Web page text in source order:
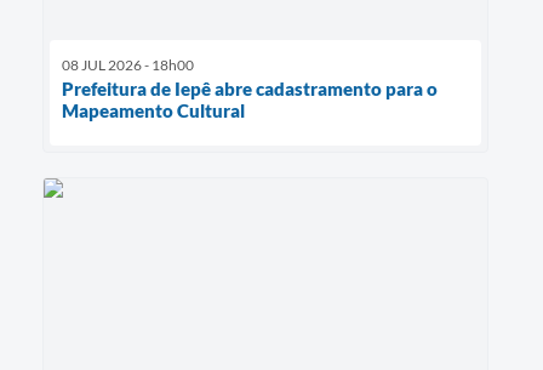
08 JUL 2026 - 18h00
Prefeitura de Iepê abre cadastramento para o
Mapeamento Cultural